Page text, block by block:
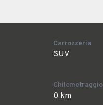
Carrozzeria
SUV
Chilometraggio
0 km